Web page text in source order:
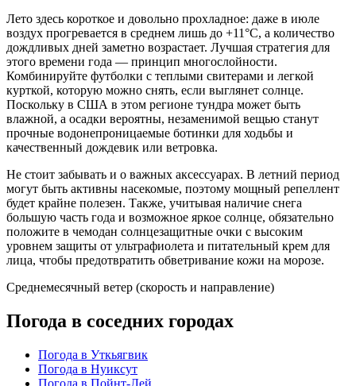
Лето здесь короткое и довольно прохладное: даже в июле
воздух прогревается в среднем лишь до +11°C, а количество
дождливых дней заметно возрастает. Лучшая стратегия для
этого времени года — принцип многослойности.
Комбинируйте футболки с теплыми свитерами и легкой
курткой, которую можно снять, если выглянет солнце.
Поскольку в США в этом регионе тундра может быть
влажной, а осадки вероятны, незаменимой вещью станут
прочные водонепроницаемые ботинки для ходьбы и
качественный дождевик или ветровка.
Не стоит забывать и о важных аксессуарах. В летний период
могут быть активны насекомые, поэтому мощный репеллент
будет крайне полезен. Также, учитывая наличие снега
большую часть года и возможное яркое солнце, обязательно
положите в чемодан солнцезащитные очки с высоким
уровнем защиты от ультрафиолета и питательный крем для
лица, чтобы предотвратить обветривание кожи на морозе.
Среднемесячный ветер (скорость и направление)
Погода в соседних городах
Погода в Уткьягвик
Погода в Нуиксут
Погода в Пойнт-Лей